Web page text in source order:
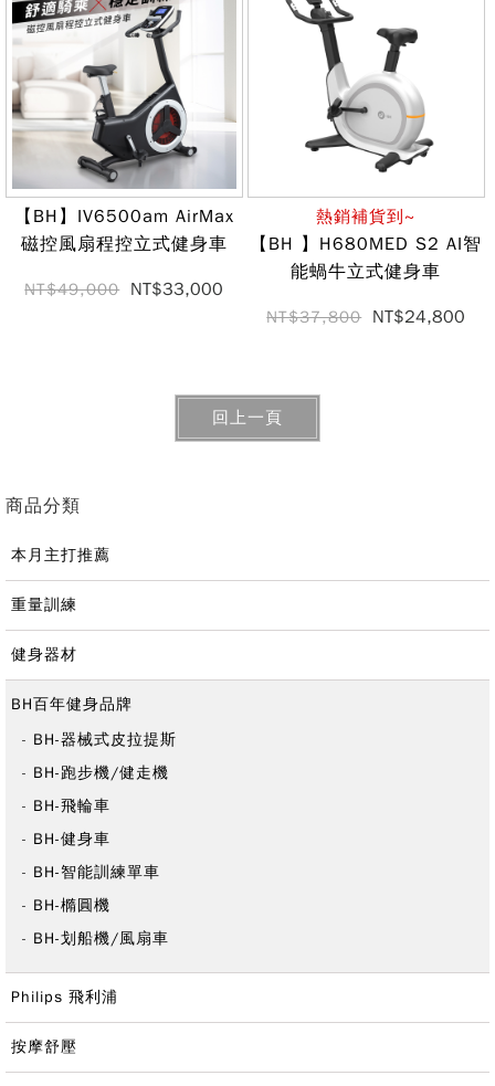
商品分類
本月主打推薦
重量訓練
健身器材
BH百年健身品牌
BH-器械式皮拉提斯
BH-跑步機/健走機
BH-飛輪車
BH-健身車
BH-智能訓練單車
BH-橢圓機
BH-划船機/風扇車
Philips 飛利浦
按摩舒壓
【BH】IV6500am AirMax
磁控風扇程控立式健身車
NT$49,000 NT$33,000
熱銷補貨到~
【BH 】H680MED S2 AI智
能蝸牛立式健身車
NT$37,800 NT$24,800
回上一頁